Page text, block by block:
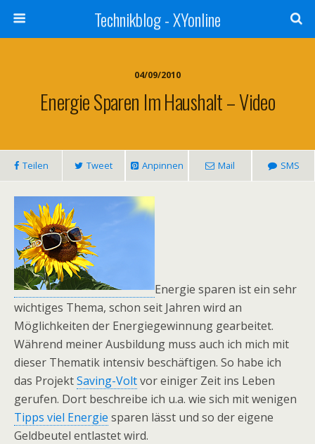
Technikblog - XYonline
04/09/2010
Energie Sparen Im Haushalt – Video
Teilen Tweet Anpinnen Mail SMS
Energie sparen ist ein sehr
wichtiges Thema, schon seit Jahren wird an
Möglichkeiten der Energiegewinnung gearbeitet.
Während meiner Ausbildung muss auch ich mich mit
dieser Thematik intensiv beschäftigen. So habe ich
das ProjektSaving-Voltvor einiger Zeit ins Leben
gerufen. Dort beschreibe ich u.a. wie sich mit wenigen
Tipps viel Energie sparen lässt und so der eigene
Geldbeutel entlastet wird.